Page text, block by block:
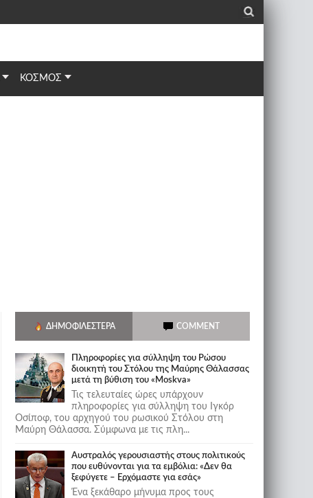
_
ΚΟΣΜΟΣ
ΔΗΜΟΦΙΛΈΣΤΕΡΑ COMMENT
Πληροφορίες για σύλληψη του Ρώσου
διοικητή του Στόλου της Mαύρης Θάλασσας
μετά τη βύθιση του «Moskva»
Τις τελευταίες ώρες υπάρχουν
πληροφορίες για σύλληψη του Ιγκόρ
Οσίποφ, του αρχηγού του ρωσικού Στόλου στη
Μαύρη Θάλασσα. Σύμφωνα με τις πλη...
Αυστραλός γερουσιαστής στους πολιτικούς
που ευθύνονται για τα εμβόλια: «Δεν θα
ξεφύγετε – Ερχόμαστε για εσάς»
Ένα ξεκάθαρο μήνυμα προς τους